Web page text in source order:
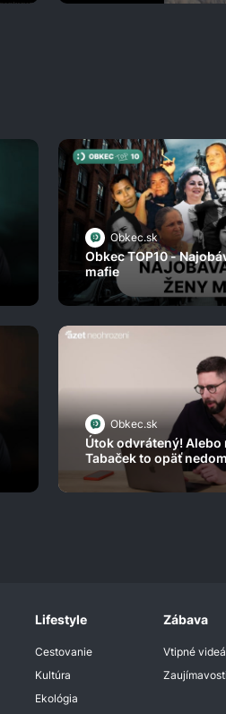
Obkec.sk
Obkec TOP10 -
mafie
Obkec.sk
Útok odvrátený! Alebo
Tabaček to opäť
Lifestyle
Cestovanie
Kultúra
Ekológia
Zábava
Vtipné videá
Zaujímavosti